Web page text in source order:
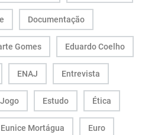
Documentação
Gomes Eduardo Coelho
ENAJ Entrevista
Estudo Ética
Eunice Mortágua Euro